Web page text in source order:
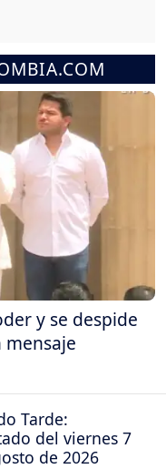
y se despide
mensaje
Tarde:
del viernes 7
de 2026